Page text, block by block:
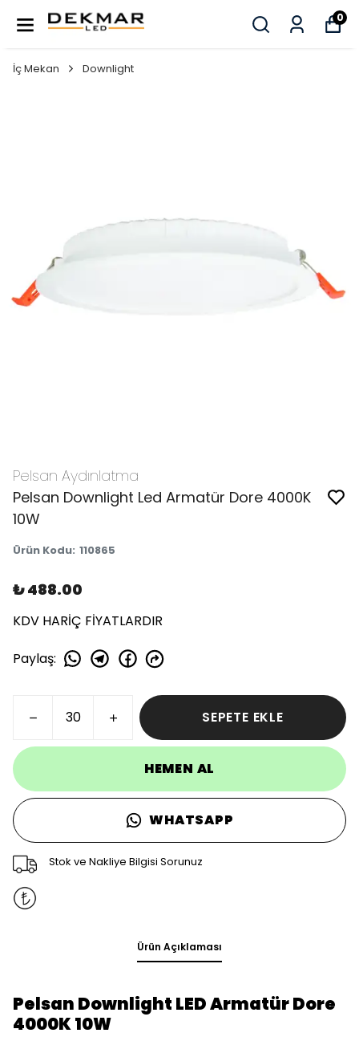
0
İç Mekan Downlight
Pelsan Aydınlatma
Pelsan Downlight Led Armatür Dore 4000K
10W
Ürün Kodu: 110865
₺ 488.00
KDV HARİÇ FİYATLARDIR
Paylaş:
SEPETE EKLE
HEMEN AL
WHATSAPP
Stok ve Nakliye Bilgisi Sorunuz
Ürün Açıklaması
Pelsan Downlight LED Armatür Dore
4000K 10W